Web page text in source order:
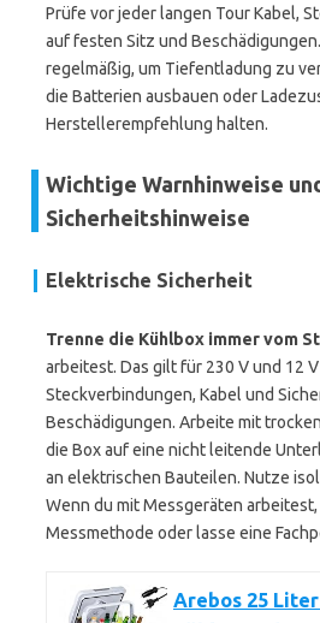
Prüfe vor jeder langen Tour Kabel,
auf festen Sitz und
regelmäßig, um Tiefentladung zu
die Batterien ausbauen oder
Herstellerempfehlung halten.
Wichtige Warnhinweise und
Sicherheitshinweise
Elektrische Sicherheit
Trenne die Kühlbox immer vom
arbeitest. Das gilt für 230 V und 12
Steckverbindungen, Kabel und
Beschädigungen. Arbeite mit
die Box auf eine nicht leitende
an elektrischen Bauteilen. Nutze
Wenn du mit Messgeräten
Messmethode oder lasse eine
Arebos 25